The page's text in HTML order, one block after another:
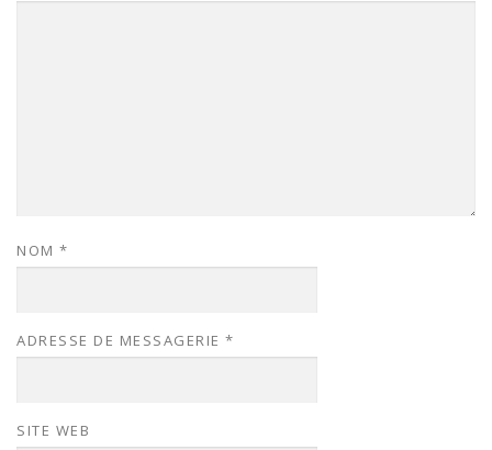
NOM *
ADRESSE DE MESSAGERIE *
SITE WEB